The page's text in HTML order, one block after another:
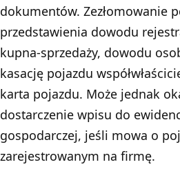
dokumentów. Zezłomowanie
przedstawienia dowodu
kupna-sprzedaży, dowodu
kasację pojazdu
karta pojazdu. Może jednak
dostarczenie wpisu do
gospodarczej, jeśli mowa o
zarejestrowanym na firmę.